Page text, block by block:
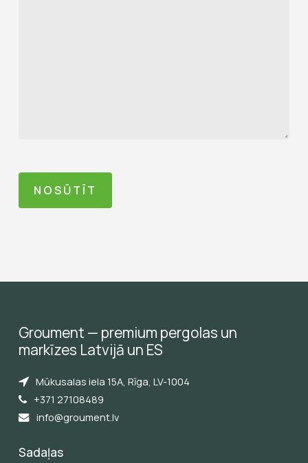
Groument — premium pergolas un
markīzes Latvijā un ES
Mūkusalas iela 15A, Rīga, LV-1004
+371 27108489
info@groument.lv
Sadaļas